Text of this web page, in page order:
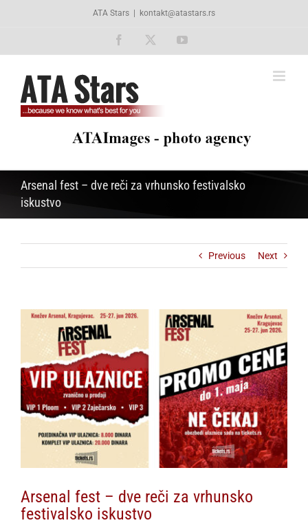
ATA Stars kontakt@atastars.rs
Facebook YouTube
Arsenal fest – dve reči za vrhunsko festivalsko
iskustvo
Previous Next
View
Larger
Image
Arsenal fest – dve reči za vrhunsko
festivalsko iskustvo